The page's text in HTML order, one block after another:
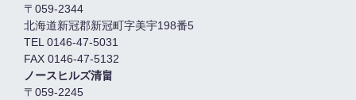
〒059-2344
北海道新冠郡新冠町字美宇198番5
TEL 0146-47-5031
FAX 0146-47-5132
ノースヒルズ清畠
〒059-2245